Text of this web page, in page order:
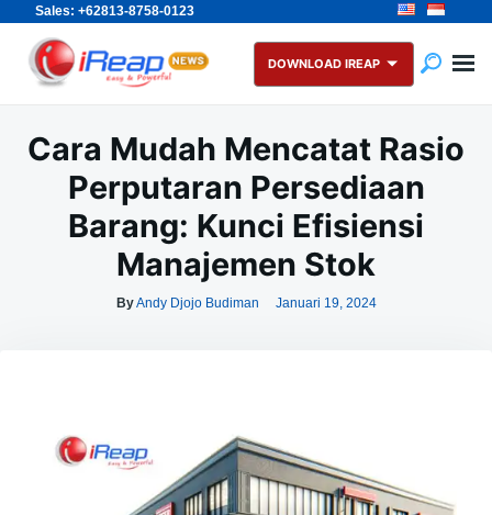
Sales: +62813-8758-0123
Skip
content
Search
for:
DOWNLOAD IREAP
Cara Mudah Mencatat Rasio
Perputaran Persediaan
Barang: Kunci Efisiensi
Manajemen Stok
ByAndy Djojo Budiman Januari 19, 2024